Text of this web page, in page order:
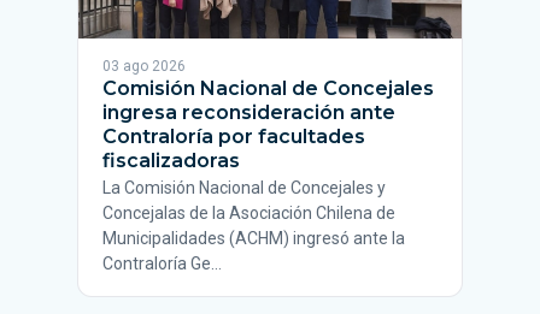
03 ago 2026
Comisión Nacional de Concejales
ingresa reconsideración ante
Contraloría por facultades
fiscalizadoras
La Comisión Nacional de Concejales y
Concejalas de la Asociación Chilena de
Municipalidades (ACHM) ingresó ante la
Contraloría Ge…